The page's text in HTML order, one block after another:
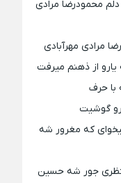
محمودرضا مرادی
مرادی مهرآبادی
از ذهنم میرفت
با حرف
رو گوشیت
که مغرور شه
جور شه حسین